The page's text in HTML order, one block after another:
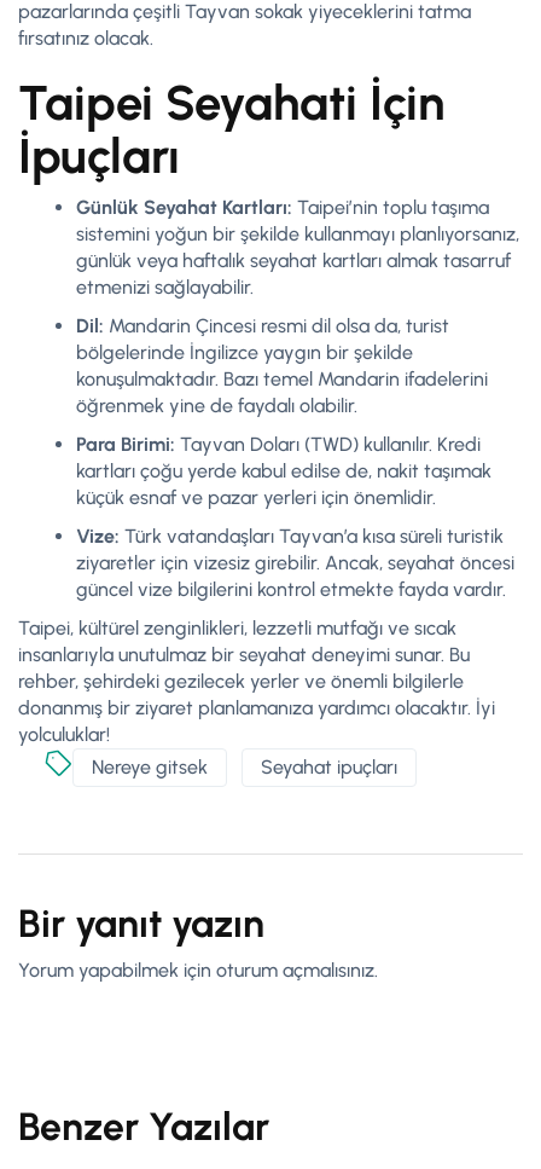
pazarlarında çeşitli Tayvan sokak yiyeceklerini tatma
fırsatınız olacak.
Taipei Seyahati İçin
İpuçları
Günlük Seyahat Kartları: Taipei’nin toplu taşıma
sistemini yoğun bir şekilde kullanmayı planlıyorsanız,
günlük veya haftalık seyahat kartları almak tasarruf
etmenizi sağlayabilir.
Dil: Mandarin Çincesi resmi dil olsa da, turist
bölgelerinde İngilizce yaygın bir şekilde
konuşulmaktadır. Bazı temel Mandarin ifadelerini
öğrenmek yine de faydalı olabilir.
Para Birimi: Tayvan Doları (TWD) kullanılır. Kredi
kartları çoğu yerde kabul edilse de, nakit taşımak
küçük esnaf ve pazar yerleri için önemlidir.
Vize: Türk vatandaşları Tayvan’a kısa süreli turistik
ziyaretler için vizesiz girebilir. Ancak, seyahat öncesi
güncel vize bilgilerini kontrol etmekte fayda vardır.
Taipei, kültürel zenginlikleri, lezzetli mutfağı ve sıcak
insanlarıyla unutulmaz bir seyahat deneyimi sunar. Bu
rehber, şehirdeki gezilecek yerler ve önemli bilgilerle
donanmış bir ziyaret planlamanıza yardımcı olacaktır. İyi
yolculuklar!
Nereye gitsek
Seyahat ipuçları
Bir yanıt yazın
Yorum yapabilmek için oturum açmalısınız.
Benzer Yazılar